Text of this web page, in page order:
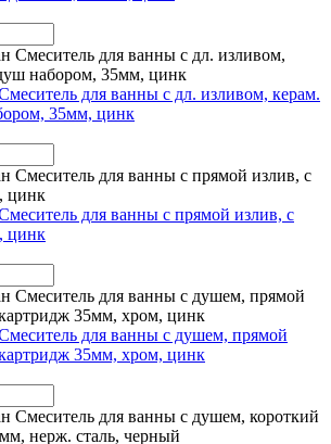
для ванны с дл. изливом, керам.
35мм, цинк
для ванны с прямой излив, с
цинк
для ванны с душем, прямой
35мм, хром, цинк